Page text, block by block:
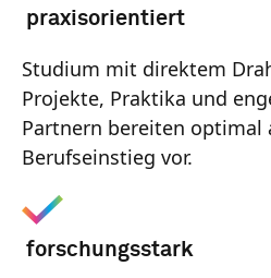
praxisorientiert
Studium mit direktem
Projekte, Praktika und
Partnern bereiten optimal
Berufseinstieg vor.
forschungsstark